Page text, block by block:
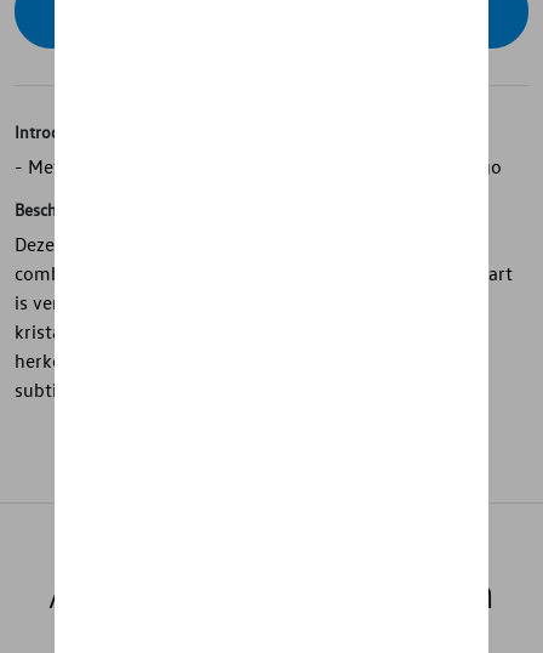
Introductie
- Metalen sleutelhanger met 3D-hart en Volkswagen-logo
Beschrijving
Deze metalen sleutelhanger uit de Heritage-collectie
combineert elegantie met een iconisch design. Het 3D-hart
is verfijnd afgewerkt met vijf geïntegreerde Swarovski-
kristallen, terwijl het Volkswagen-logo zorgt voor een
herkenbare uitstraling. Een stijlvol accessoire met een
subtiele glans.
Aanbevolen producten